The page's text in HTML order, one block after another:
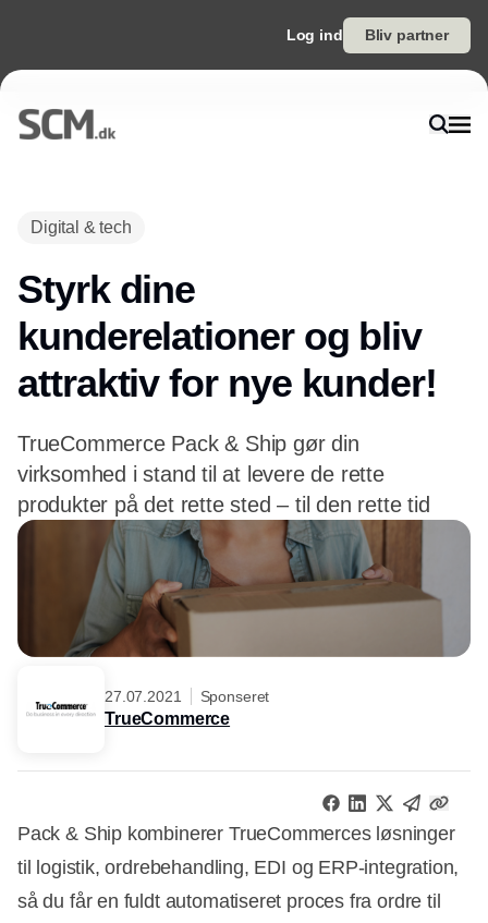
Log ind Bliv partner
Digital & tech
Styrk dine
kunderelationer og bliv
attraktiv for nye kunder!
TrueCommerce Pack & Ship gør din
virksomhed i stand til at levere de rette
produkter på det rette sted – til den rette tid
27.07.2021 Sponseret
TrueCommerce
Pack & Ship kombinerer TrueCommerces løsninger
til logistik, ordrebehandling, EDI og ERP-integration,
så du får en fuldt automatiseret proces fra ordre til